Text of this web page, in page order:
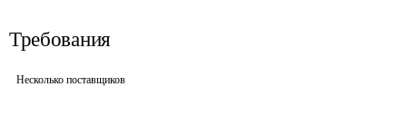
Требования
Несколько поставщиков